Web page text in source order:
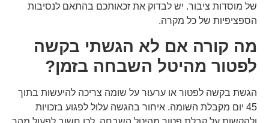
של מוסדות ציבור. יש לבדוק את זכאותכם בהתאם לנסיבות
הספציפיות של כל מקרה.
מה קורה אם לא הגשתי בקשה
לפטור מהיטל השבחה בזמן?
הגשת בקשה לפטור או ערעור על שומה צריכה להיעשות בתוך
45 יום מקבלת השומה. איחור בהגשה עלול לפגוע בזכויות